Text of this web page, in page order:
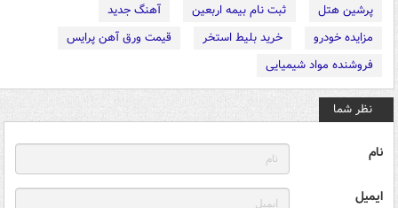
پرشین هتل
ثبت نام بیمه اربعین
آهنگ جدید
مزایده خودرو
خرید بلیط استخر
قیمت ورق آهن پرایس
فروشنده مواد شیمیایی
نظر شما
نام
ایمیل